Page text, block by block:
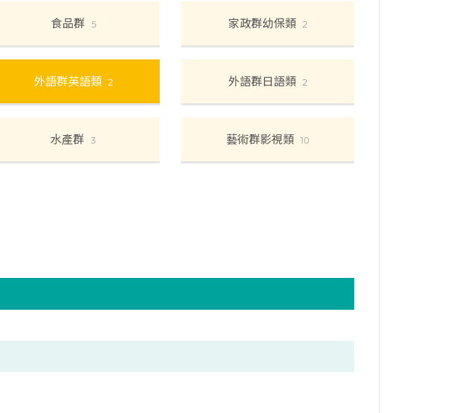
食品群 5 家政群幼保類 2
外語群英語類 2 外語群日語類 2
水產群 3 藝術群影視類 10